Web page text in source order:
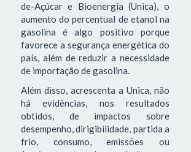
de-Açúcar e Bioenergia (Unica), o
aumento do percentual de etanol na
gasolina é algo positivo porque
favorece a segurança energética do
país, além de reduzir a necessidade
de importação de gasolina.
Além disso, acrescenta a Unica, não
há evidências, nos resultados
obtidos, de impactos sobre
desempenho, dirigibilidade, partida a
frio, consumo, emissões ou